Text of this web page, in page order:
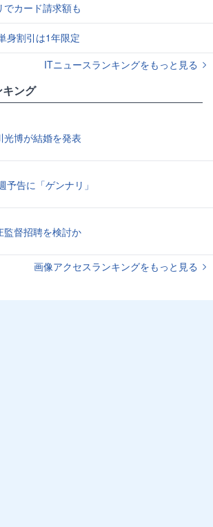
カード請求額も
身割引は1年限定
ITニュースランキングをもっと見る
ング
光博が結婚を発表
予告に「ゲンナリ」
監督招聘を検討か
画像アクセスランキングをもっと見る